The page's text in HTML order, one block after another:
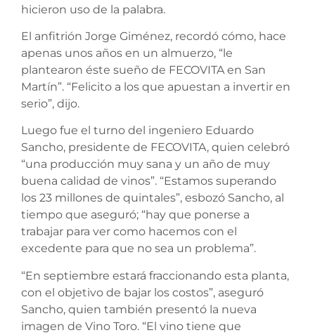
hicieron uso de la palabra.
El anfitrión Jorge Giménez, recordó cómo, hace
apenas unos años en un almuerzo, “le
plantearon éste sueño de FECOVITA en San
Martín”. “Felicito a los que apuestan a invertir en
serio”, dijo.
Luego fue el turno del ingeniero Eduardo
Sancho, presidente de FECOVITA, quien celebró
“una producción muy sana y un año de muy
buena calidad de vinos”. “Estamos superando
los 23 millones de quintales”, esbozó Sancho, al
tiempo que aseguró; “hay que ponerse a
trabajar para ver como hacemos con el
excedente para que no sea un problema”.
“En septiembre estará fraccionando esta planta,
con el objetivo de bajar los costos”, aseguró
Sancho, quien también presentó la nueva
imagen de Vino Toro. “El vino tiene que